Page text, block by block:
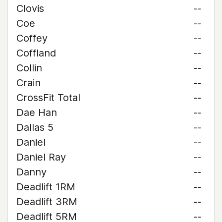
Clovis
--
Coe
--
Coffey
--
Coffland
--
Collin
--
Crain
--
CrossFit Total
--
Dae Han
--
Dallas 5
--
Daniel
--
Daniel Ray
--
Danny
--
Deadlift 1RM
--
Deadlift 3RM
--
Deadlift 5RM
--